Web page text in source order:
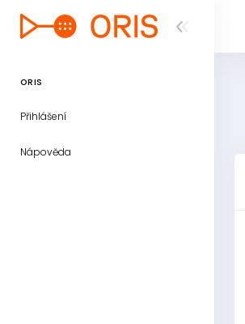
ORIS
Přihlášení
Nápověda